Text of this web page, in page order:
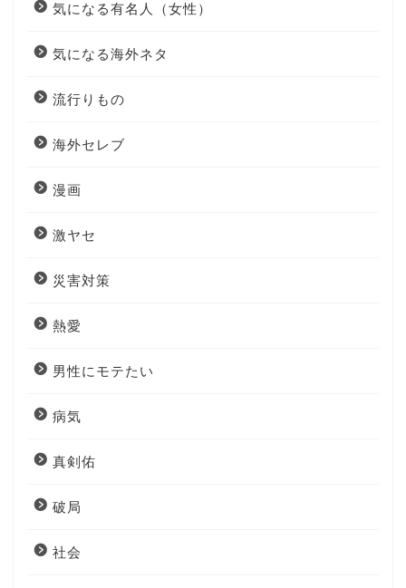
気になる有名人（女性）
気になる海外ネタ
流行りもの
海外セレブ
漫画
激ヤセ
災害対策
熱愛
男性にモテたい
病気
真剣佑
破局
社会